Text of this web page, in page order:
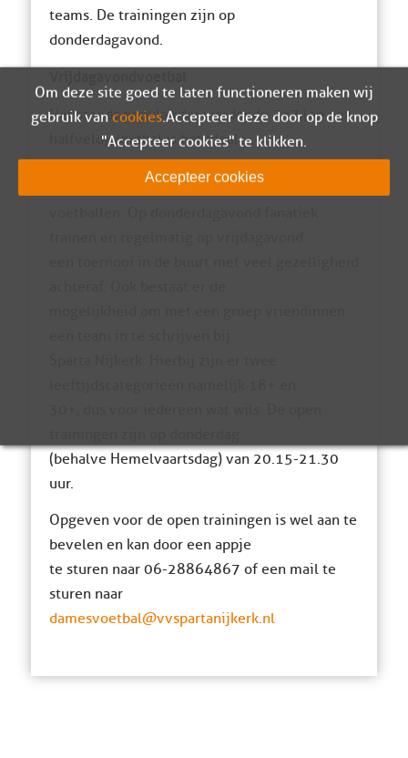
teams. De trainingen zijn op
donderdagavond.
Vrijdagavondvoetbal
Het steeds populairder wordende 7×7 (op een
halfveld) voetbal is het ideale
aanbod voor voetbalsters die op een gezellige
en recreatieve manier willen
(behalve Hemelvaartsdag) van 20.15-21.30
uur.
Opgeven voor de open trainingen is wel aan te
bevelen en kan door een appje
te sturen naar 06-28864867 of een mail te
sturen naar
damesvoetbal@vvspartanijkerk.nl
Om deze site goed te laten functioneren maken wij
gebruik van cookies. Accepteer deze door op de knop
"Accepteer cookies" te klikken.
Accepteer cookies